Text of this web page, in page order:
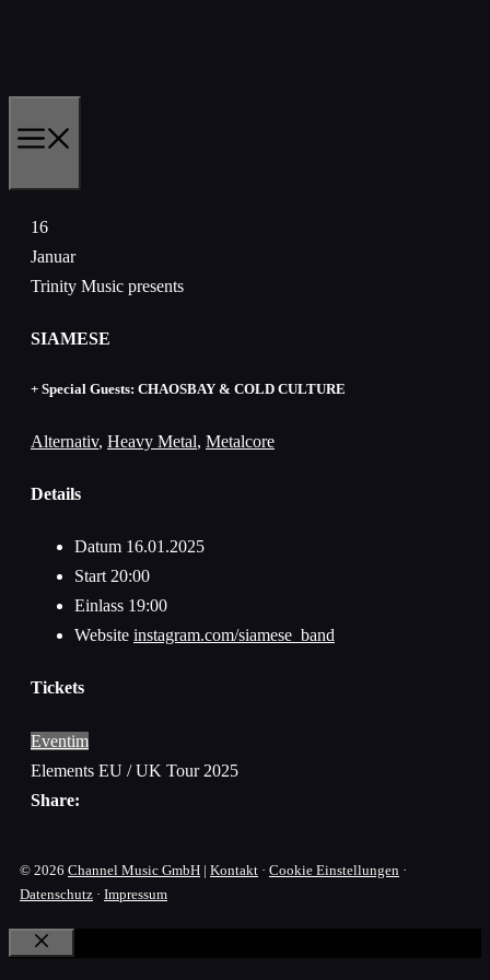
16
Januar
Trinity Music presents
SIAMESE
+ Special Guests: CHAOSBAY & COLD CULTURE
Alternativ, Heavy Metal, Metalcore
Details
Datum 16.01.2025
Start 20:00
Einlass 19:00
Website instagram.com/siamese_band
Tickets
Eventim
Elements EU / UK Tour 2025
Share:
© 2026 Channel Music GmbH | Kontakt · Cookie Einstellungen ·
Datenschutz · Impressum
Schließen